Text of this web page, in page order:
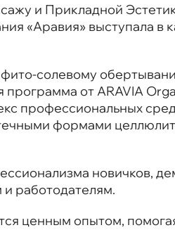
и Прикладной
«Аравия» выступала в
солевому
от ARAVIA
профессиональных
формами
новичков,
работодателям.
ценным опытом,